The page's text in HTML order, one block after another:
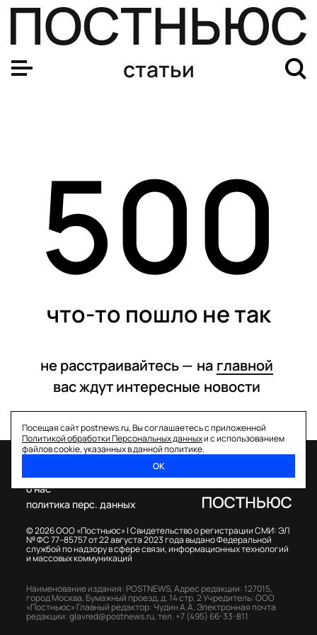
статьи
500
что-то пошло не так
не расстраивайтесь — на главной
вас ждут интересные новости
Посещая сайт postnews.ru, Вы соглашаетесь с приложенной
Политикой обработки Персональных данныхи с использованием
файлов cookie, указанных в данной политике.
ОК
© 2026 ООО «Постньюс» |Свидетельство о регистрации СМИ: ЭЛ
№ ФС 77–85757 от 22 августа 2023 года выдано Федеральной
службой по надзору в сфере связи, информационных технологий
и массовых коммуникаций
о нас
политика перс. данных
Наименование издания: POSTNEWS,Адрес редакции: 127015,
город Москва, Бумажный проезд, д. 14 стр. 2Учредитель: ООО
«Постньюс» Главный редактор: Чудин А.А.Электронная почта
редакции:glavred@postnews.ru,тел. +7 (495) 66-33-811